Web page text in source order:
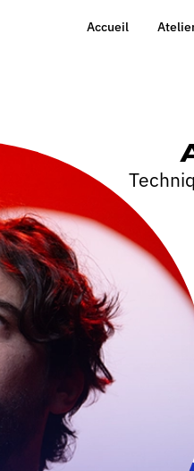
Accueil